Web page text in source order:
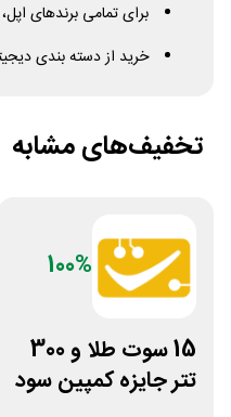
برای تمامی برندهای
خرید از دسته بندی
تخفیف‌های مشابه
100%
15 سوت طلا و 300
تتر جایزه کمپین سود